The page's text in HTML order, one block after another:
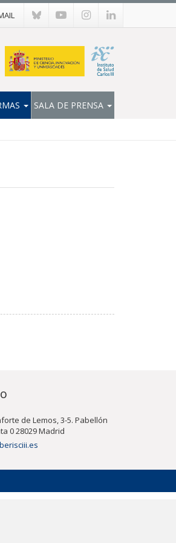
SALA DE PRENSA
de Lemos, 3-5. Pabellón
0 28029 Madrid